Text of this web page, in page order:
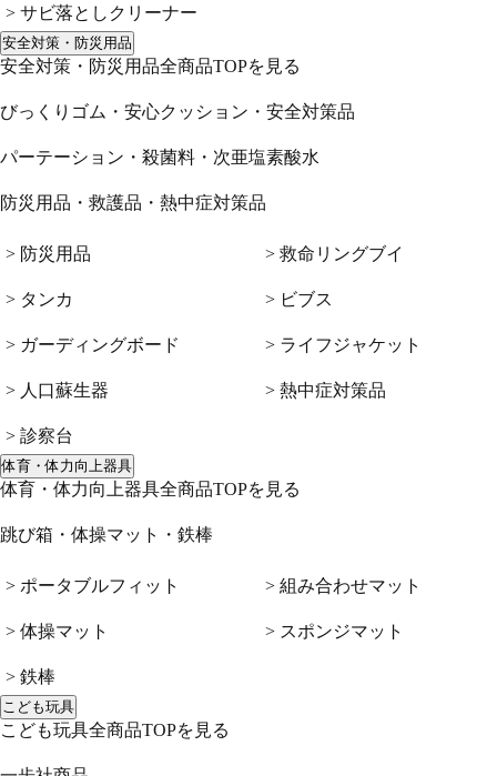
> サビ落としクリーナー
安全対策・防災用品
安全対策・防災用品全商品TOPを見る
びっくりゴム・安心クッション・安全対策品
パーテーション・殺菌料・次亜塩素酸水
防災用品・救護品・熱中症対策品
> 防災用品
> タンカ
> ガーディングボード
> 人口蘇生器
> 診察台
> 救命リングブイ
> ビブス
> ライフジャケット
> 熱中症対策品
体育・体力向上器具
体育・体力向上器具全商品TOPを見る
跳び箱・体操マット・鉄棒
> ポータブルフィット
> 体操マット
> 鉄棒
> 組み合わせマット
> スポンジマット
こども玩具
こども玩具全商品TOPを見る